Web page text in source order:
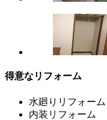
得意なリフォーム
水廻りリフォーム
内装リフォーム